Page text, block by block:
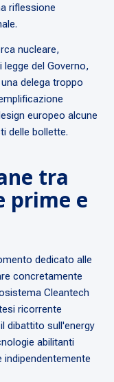
riflessione
nucleare,
del Governo,
delega troppo
europeo alcune
delle bollette.
tra
prime e
dedicato alle
concretamente
Cleantech
ricorrente
dibattito sull'energy
abilitanti